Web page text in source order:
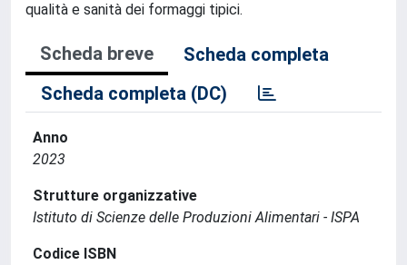
qualità e sanità dei formaggi tipici.
Scheda breve
Scheda completa
Scheda completa (DC)
Anno
2023
Strutture organizzative
Istituto di Scienze delle Produzioni Alimentari - ISPA
Codice ISBN